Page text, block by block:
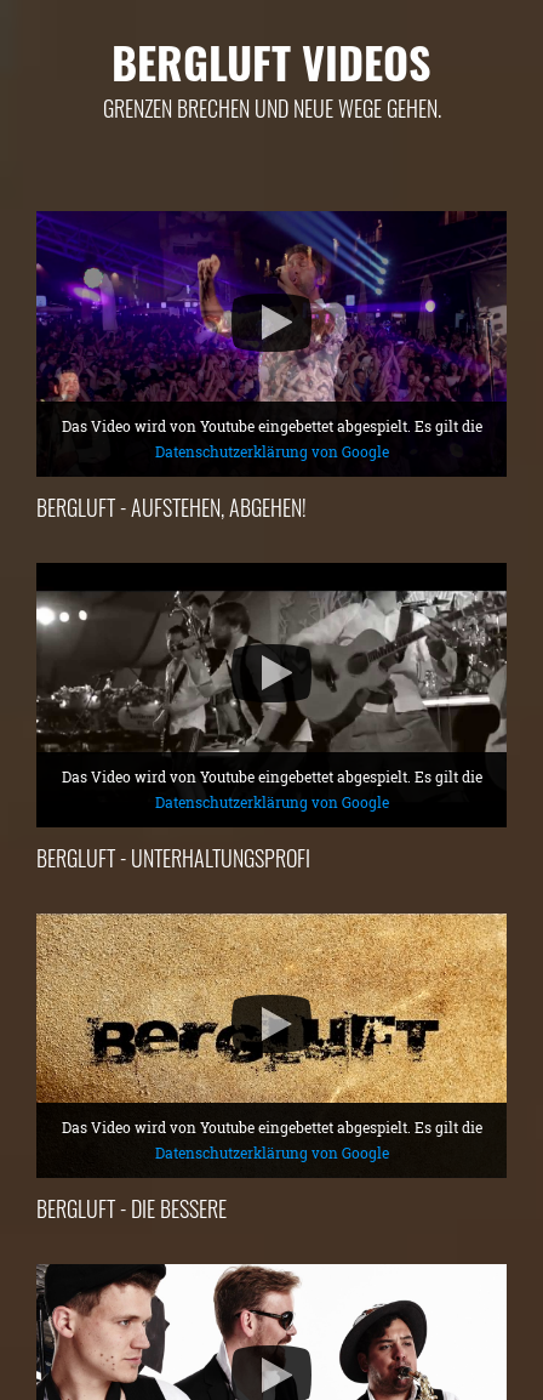
BERGLUFT VIDEOS
GRENZEN BRECHEN UND NEUE WEGE GEHEN.
Das Video wird von Youtube eingebettet abgespielt. Es gilt die
Datenschutzerklärung von Google
BERGLUFT - AUFSTEHEN, ABGEHEN!
Das Video wird von Youtube eingebettet abgespielt. Es gilt die
Datenschutzerklärung von Google
BERGLUFT - UNTERHALTUNGSPROFI
Das Video wird von Youtube eingebettet abgespielt. Es gilt die
Datenschutzerklärung von Google
BERGLUFT - DIE BESSERE